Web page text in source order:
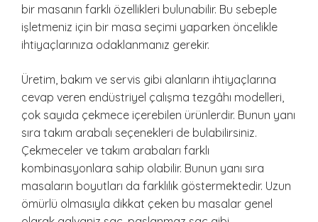
bir masanın farklı özellikleri bulunabilir. Bu sebeple
işletmeniz için bir masa seçimi yaparken öncelikle
ihtiyaçlarınıza odaklanmanız gerekir.
Üretim, bakım ve servis gibi alanların ihtiyaçlarına
cevap veren endüstriyel çalışma tezgâhı modelleri,
çok sayıda çekmece içerebilen ürünlerdir. Bunun yanı
sıra takım arabalı seçenekleri de bulabilirsiniz.
Çekmeceler ve takım arabaları farklı
kombinasyonlara sahip olabilir. Bunun yanı sıra
masaların boyutları da farklılık göstermektedir. Uzun
ömürlü olmasıyla dikkat çeken bu masalar genel